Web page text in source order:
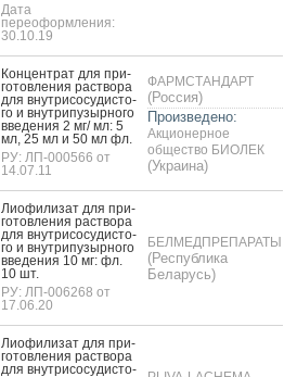
Дата
переоформления:
30.10.19
Кон­цен­трат для при­
готов­ле­ния рас­тво­ра
для внут­ри­сосу­дис­то­
го и внут­ри­пузыр­но­го
вве­дения 2 мг/ мл: 5
мл, 25 мл и 50 мл фл.
РУ: ЛП-000566 от
14.07.11
ФАРМСТАНДАРТ
(Россия)
Произведено:
Акционерное
общество БИОЛЕК
(Украина)
Ли­офи­лизат для при­
готов­ле­ния рас­тво­ра
для внут­ри­сосу­дис­то­
го и внут­ри­пузыр­но­го
вве­дения 10 мг: фл.
10 шт.
РУ: ЛП-006268 от
17.06.20
БЕЛМЕДПРЕПАРАТЫ
(Республика
Беларусь)
Ли­офи­лизат для при­
готов­ле­ния рас­тво­ра
для внут­ри­сосу­дис­то­